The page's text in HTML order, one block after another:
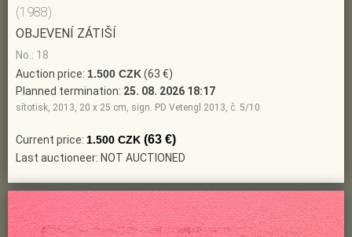
(1988)
OBJEVENÍ ZÁTIŠÍ
No.: 18
Auction price: 1.500 CZK(63 €)
Planned termination: 25. 08. 2026 18:17
sítotisk, 2013, 20 x 25 cm, sign. PD Vetengl 2013, č. 5/10
Current price: 1.500 CZK (63 €)
Last auctioneer: NOT AUCTIONED